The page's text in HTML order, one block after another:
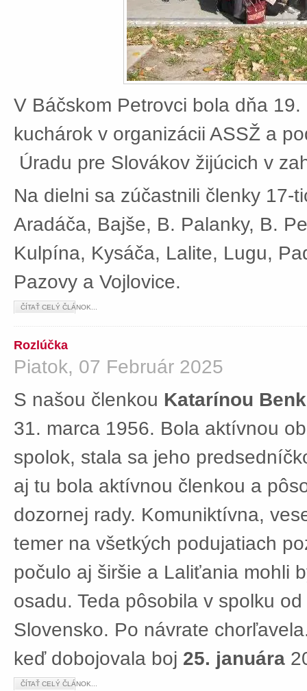
V Báčskom Petrovci bola dňa
kuchárok v organizácii ASSŽ a
Úradu pre Slovákov žijúcich v
Na dielni sa zúčastnili členky 17-
Aradáča, Bajše, B. Palanky, B.
Kulpína, Kysáča, Lalite, Lugu,
Pazovy a Vojlovice.
ČÍTAŤ CELÝ ČLÁNOK...
Rozlúčka
Piatok, 07 Február 2025
S našou členkou Katarínou
31. marca 1956. Bola aktívnou
spolok, stala sa jeho
aj tu bola aktívnou členkou a
dozornej rady. Komuniktívna,
temer na všetkých podujatiach
počulo aj širšie a Laliťania mohli
osadu. Teda pôsobila v spolku
Slovensko. Po návrate
keď dobojovala boj 25. januára
ČÍTAŤ CELÝ ČLÁNOK...